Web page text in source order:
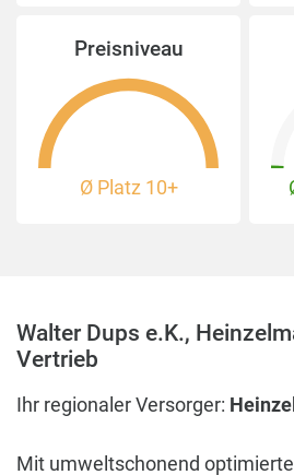
Preisniveau
Ø Platz 10+
Walter Dups e.K.,
Vertrieb
Ihr regionaler Versorger:
Mit umweltschonend